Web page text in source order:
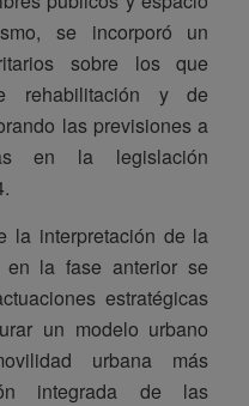
se incorporó un
sobre los que
rehabilitación y de
las previsiones a
en la legislación
la interpretación de la
en la fase anterior se
estratégicas
un modelo urbano
urbana más
integrada de las